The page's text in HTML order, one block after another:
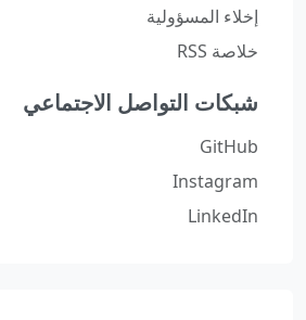
إخلاء المسؤولية
خلاصة RSS
شبكات التواصل الاجتماعي
GitHub
Instagram
LinkedIn